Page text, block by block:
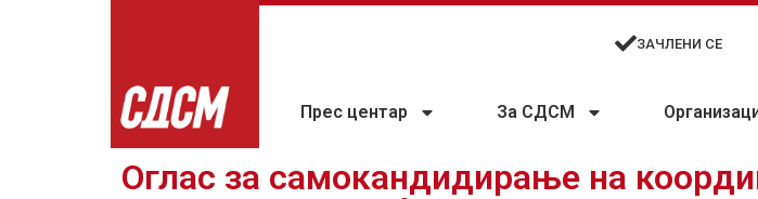
ЗАЧЛЕНИ СЕ
Прес центар За СДСМ
Оглас за самокандидирање на